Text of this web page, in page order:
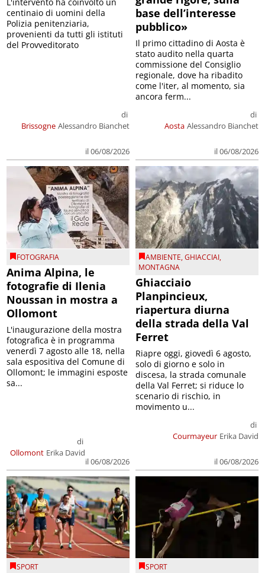
Brissogne
di
Alessandro Bianchet
il 06/08/2026
L'intervento ha coinvolto un
centinaio di uomini della
Polizia penitenziaria,
provenienti da tutti gli istituti
del Provveditorato
base dell’interesse
pubblico»
Aosta
di
Alessandro Bianchet
il 06/08/2026
Il primo cittadino di Aosta è
stato audito nella quarta
commissione del Consiglio
regionale, dove ha ribadito
come l'iter, al momento, sia
ancora ferm...
FOTOGRAFIA
Anima Alpina, le
fotografie di Ilenia
Noussan in mostra a
Ollomont
Ollomont
di
Erika David
il 06/08/2026
L'inaugurazione della mostra
fotografica è in programma
venerdì 7 agosto alle 18, nella
sala espositiva del Comune di
Ollomont; le immagini esposte
sa...
AMBIENTE,GHIACCIAI,
MONTAGNA
Ghiacciaio
Planpincieux,
riapertura diurna
della strada della Val
Ferret
Courmayeur
di
Erika David
il 06/08/2026
Riapre oggi, giovedì 6 agosto,
solo di giorno e solo in
discesa, la strada comunale
della Val Ferret; si riduce lo
scenario di rischio, in
movimento u...
SPORT SPORT